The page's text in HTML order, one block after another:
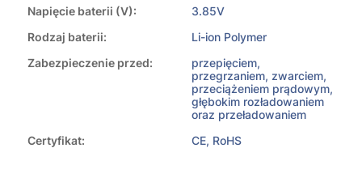
Napięcie baterii (V):
3.85V
Rodzaj baterii:
Li-ion Polymer
Zabezpieczenie przed:
przepięciem,
przegrzaniem, zwarciem,
przeciążeniem prądowym,
głębokim rozładowaniem
oraz przeładowaniem
Certyfikat:
CE, RoHS